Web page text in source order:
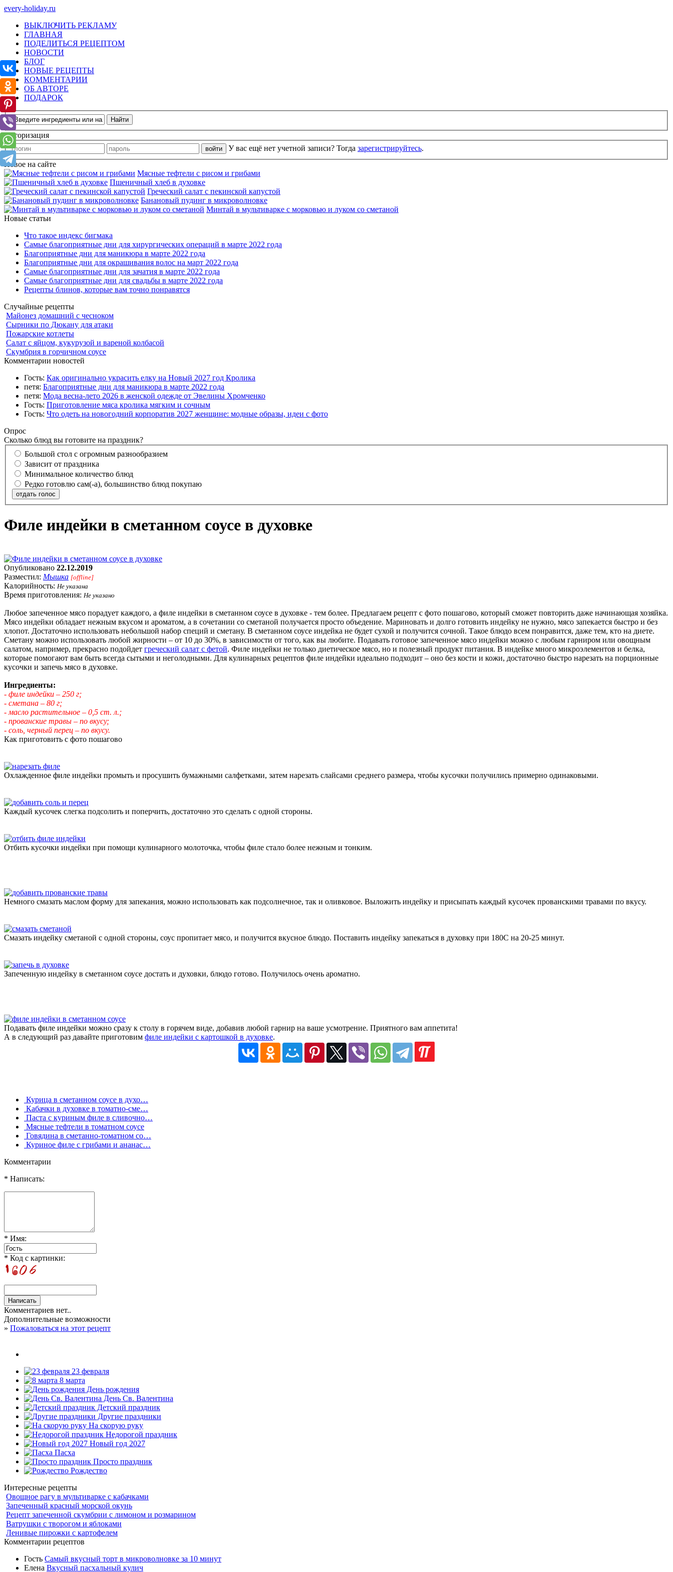
every-holiday.ru
ВЫКЛЮЧИТЬ РЕКЛАМУ
ГЛАВНАЯ
ПОДЕЛИТЬСЯ РЕЦЕПТОМ
НОВОСТИ
БЛОГ
НОВЫЕ РЕЦЕПТЫ
КОММЕНТАРИИ
ОБ АВТОРЕ
ПОДАРОК
Авторизация
У вас ещё нет учетной записи? Тогда зарегистрируйтесь.
Новое на сайте
Мясные тефтели с рисом и грибами
Пшеничный хлеб в духовке
Греческий салат с пекинской капустой
Банановый пудинг в микроволновке
Минтай в мультиварке с морковью и луком со сметаной
Новые статьи
Что такое индекс бигмака
Самые благоприятные дни для хирургических операций в марте 2022 года
Благоприятные дни для маникюра в марте 2022 года
Благоприятные дни для окрашивания волос на март 2022 года
Самые благоприятные дни для зачатия в марте 2022 года
Самые благоприятные дни для свадьбы в марте 2022 года
Рецепты блинов, которые вам точно понравятся
Случайные рецепты
Майонез домашний с чесноком
Сырники по Дюкану для атаки
Пожарские котлеты
Салат с яйцом, кукурузой и вареной колбасой
Скумбрия в горчичном соусе
Комментарии новостей
Гость: Как оригинально украсить елку на Новый 2027 год Кролика
петя: Благоприятные дни для маникюра в марте 2022 года
петя: Мода весна-лето 2026 в женской одежде от Эвелины Хромченко
Гость: Приготовление мяса кролика мягким и сочным
Гость: Что одеть на новогодний корпоратив 2027 женщине: модные образы, идеи с фото
Опрос
Сколько блюд вы готовите на праздник?
Большой стол с огромным разнообразием
Зависит от праздника
Минимальное количество блюд
Редко готовлю сам(-а), большинство блюд покупаю
отдать голос
Филе индейки в сметанном соусе в духовке
Опубликовано 22.12.2019
Разместил: Мышка [offline]
Калорийность: Не указана
Время приготовления: Не указано
Любое запеченное мясо порадует каждого, а филе индейки в сметанном соусе в духовке - тем более. Предлагаем рецепт с фото пошагово, который сможет повторить даже начинающая хозяйка.
Мясо индейки обладает нежным вкусом и ароматом, а в сочетании со сметаной получается просто объедение. Мариновать и долго готовить индейку не нужно, мясо запекается быстро и без
хлопот. Достаточно использовать небольшой набор специй и сметану. В сметанном соусе индейка не будет сухой и получится сочной. Такое блюдо всем понравится, даже тем, кто на диете.
Сметану можно использовать любой жирности – от 10 до 30%, в зависимости от того, как вы любите. Подавать готовое запеченное мясо индейки можно с любым гарниром или овощным
салатом, например, прекрасно подойдет греческий салат с фетой. Филе индейки не только диетическое мясо, но и полезный продукт питания. В индейке много микроэлементов и белка,
которые помогают вам быть всегда сытыми и неголодными. Для кулинарных рецептов филе индейки идеально подходит – оно без кости и кожи, достаточно быстро нарезать на порционные
кусочки и запечь мясо в духовке.
Ингредиенты:
- филе индейки – 250 г;
- сметана – 80 г;
- масло растительное – 0,5 ст. л.;
- прованские травы – по вкусу;
- соль, черный перец – по вкусу.
Как приготовить с фото пошагово
Охлажденное филе индейки промыть и просушить бумажными салфетками, затем нарезать слайсами среднего размера, чтобы кусочки получились примерно одинаковыми.
Каждый кусочек слегка подсолить и поперчить, достаточно это сделать с одной стороны.
Отбить кусочки индейки при помощи кулинарного молоточка, чтобы филе стало более нежным и тонким.
Немного смазать маслом форму для запекания, можно использовать как подсолнечное, так и оливковое. Выложить индейку и присыпать каждый кусочек прованскими травами по вкусу.
Смазать индейку сметаной с одной стороны, соус пропитает мясо, и получится вкусное блюдо. Поставить индейку запекаться в духовку при 180С на 20-25 минут.
Запеченную индейку в сметанном соусе достать и духовки, блюдо готово. Получилось очень ароматно.
Подавать филе индейки можно сразу к столу в горячем виде, добавив любой гарнир на ваше усмотрение. Приятного вам аппетита!
А в следующий раз давайте приготовим филе индейки с картошкой в духовке.
Курица в сметанном соусе в духо…
Кабачки в духовке в томатно-сме…
Паста с куриным филе в сливочно…
Мясные тефтели в томатном соусе
Говядина в сметанно-томатном со…
Куриное филе с грибами и ананас…
Комментарии
* Написать:
* Имя:
* Код с картинки:
Комментариев нет..
Дополнительные возможности
» Пожаловаться на этот рецепт
23 февраля
8 марта
День рождения
День Св. Валентина
Детский праздник
Другие праздники
На скорую руку
Недорогой праздник
Новый год 2027
Пасха
Просто праздник
Рождество
Интересные рецепты
Овощное рагу в мультиварке с кабачками
Запеченный красный морской окунь
Рецепт запеченной скумбрии с лимоном и розмарином
Ватрушки с творогом и яблоками
Ленивые пирожки с картофелем
Комментарии рецептов
Гость Самый вкусный торт в микроволновке за 10 минут
Елена Вкусный пасхальный кулич